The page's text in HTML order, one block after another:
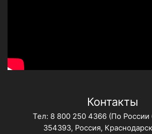
Контакты
Тел: 8 800 250 4366 (По России
354393, Россия,